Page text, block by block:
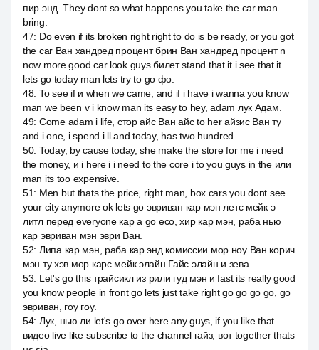
пир энд. They dont so what happens you take the car man
bring.
47: Do even if its broken right right to do is be ready, or you got
the car Ван хандред процент брин Ван хандред процент n
now more good car look guys билет stand that it i see that it
lets go today man lets try to go фо.
48: To see if и when we came, and if i have i wanna you know
man we been v i know man its easy to hey, adam лук Адам.
49: Come adam i life, стор айс Ван айс to her айзис Ван ту
and i one, i spend i ll and today, has two hundred.
50: Today, by cause today, she make the store for me i need
the money, и i here i i need to the core i to you guys in the или
man its too expensive.
51: Men but thats the price, right man, box cars you dont see
your city anymore ok lets go эвриван кар мэн летс мейк э
литл перед everyone кар а go eco, хир кар мэн, раба нью
кар эвриван мэн эври Ван.
52: Липа кар мэн, раба кар энд комиссии мор ноу Ван корич
мэн ту хэв мор карс мейк элайн Гайс элайн и зева.
53: Let's go this трайсикл из рили гуд мэн и fast its really good
you know people in front go lets just take right go go go go, go
эвриван, гоу гоу.
54: Лук, нью ли let's go over here any guys, if you like that
видео live like subscribe to the channel гайз, вот together thats